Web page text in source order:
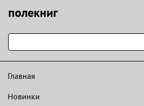
полекниг
Главная
Новинки